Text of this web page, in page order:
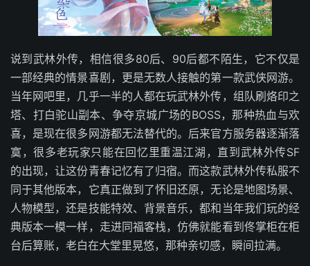
说到武林外传，相信很多80后、90后都不陌生，它不仅是
一部经典的情景喜剧，更是无数人接触的第一款武侠网游。
当年网吧里，几乎一半的人都在玩武林外传，组队刷烙印之
塔、打白驼山副本、争夺京城广场的BOSS，那种热血与欢
喜，是现在很多网游都无法替代的。后来官方服务器逐渐落
寞，很多老玩家只能在回忆里重温江湖，直到武林外传SF
的出现，让这份青春记忆有了归宿。而这款武林外传私服不
同于其他版本，它真正做到了怀旧还原，无论是地图场景、
人物模型，还是技能特效、背景音乐，都和当年我们玩的经
典版本一模一样，走进同福客栈，仿佛就能看到佟掌柜在柜
台后算账，老白在大堂里晃悠，那种亲切感，瞬间拉满。